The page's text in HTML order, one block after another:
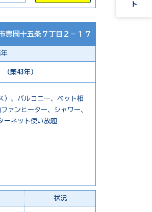
豊岡十五条７丁目２－１７
年
築43年）
）、バルコニー、ペット相
ァンヒーター、シャワー、
ーネット使い放題
状況